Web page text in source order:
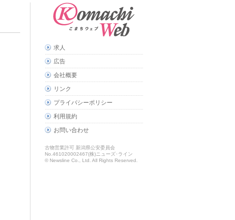
求人
広告
会社概要
リンク
プライバシーポリシー
利用規約
お問い合わせ
古物営業許可 新潟県公安委員会
No.461020002467(株)ニューズ･ライン
© Newsline Co., Ltd. All Rights Reserved.